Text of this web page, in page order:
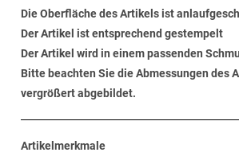
Die Oberfläche des Artikels ist
Der Artikel ist entsprechend gestempelt
Der Artikel wird in einem passenden
Bitte beachten Sie die Abmessungen des
vergrößert abgebildet.
Artikelmerkmale